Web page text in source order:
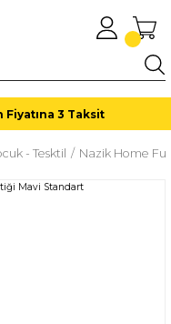
3 Taksit
- Tesktil Nazik Home